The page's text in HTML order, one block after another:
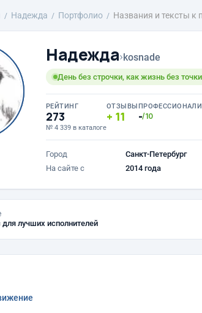
Надежда Портфолио Названия и тексты
Надежда›kosnade
День без строчки, как жизнь без
РЕЙТИНГ
273
№ 4 339 в каталоге
ОТЗЫВЫ
11 -/10
Город
Санкт-Петербург
На сайте с
2014 года
лучших исполнителей